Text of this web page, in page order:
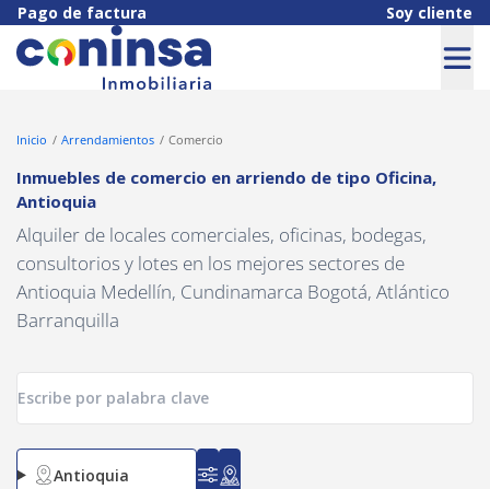
Pago de factura Soy cliente
Inicio Arrendamientos Comercio
Inmuebles de comercio en arriendo de tipo Oficina,
Antioquia
Alquiler de locales comerciales, oficinas, bodegas,
consultorios y lotes en los mejores sectores de
Antioquia Medellín, Cundinamarca Bogotá, Atlántico
Barranquilla
Antioquia
Navigated to Inmuebles de comercio en arriendo de tipo